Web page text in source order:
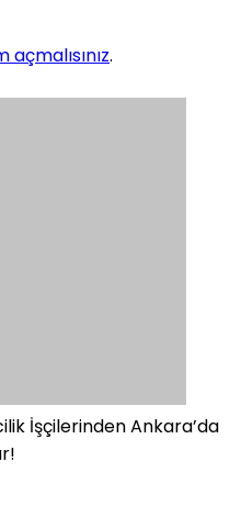
açmalısınız.
İşçilerinden Ankara’da